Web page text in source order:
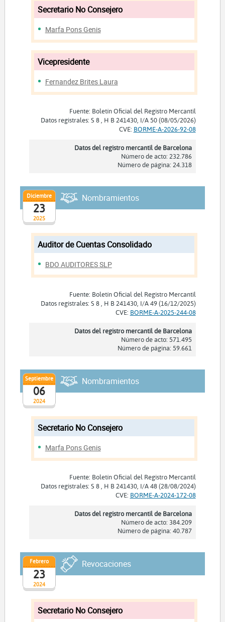
Secretario No Consejero
Marfa Pons Genis
Vicepresidente
Fernandez Brites Laura
Fuente: Boletín Oficial del Registro Mercantil
Datos registrales: S 8 , H B 241430, I/A 50 (08/05/2026)
CVE: BORME-A-2026-92-08
Datos del registro mercantil de Barcelona
Número de acto: 232.786
Número de página: 24.318
2025
Diciembre
23
Nombramientos
Auditor de Cuentas Consolidado
BDO AUDITORES SLP
Fuente: Boletín Oficial del Registro Mercantil
Datos registrales: S 8 , H B 241430, I/A 49 (16/12/2025)
CVE: BORME-A-2025-244-08
Datos del registro mercantil de Barcelona
Número de acto: 571.495
Número de página: 59.661
2024
Septiembre
06
Nombramientos
Secretario No Consejero
Marfa Pons Genis
Fuente: Boletín Oficial del Registro Mercantil
Datos registrales: S 8 , H B 241430, I/A 48 (28/08/2024)
CVE: BORME-A-2024-172-08
Datos del registro mercantil de Barcelona
Número de acto: 384.209
Número de página: 40.787
2024
Febrero
23
Revocaciones
Secretario No Consejero